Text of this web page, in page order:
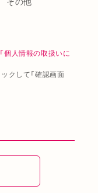
「個人情報の取扱いに
クして「確認画面